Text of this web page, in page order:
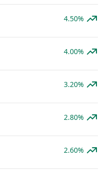
4.50%
4.00%
3.20%
2.80%
2.60%